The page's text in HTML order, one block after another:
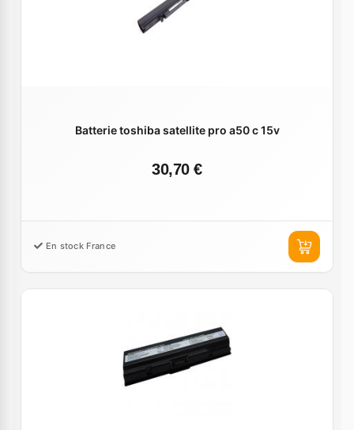
Batterie toshiba satellite pro a50 c 15v
30,70 €
En stock France